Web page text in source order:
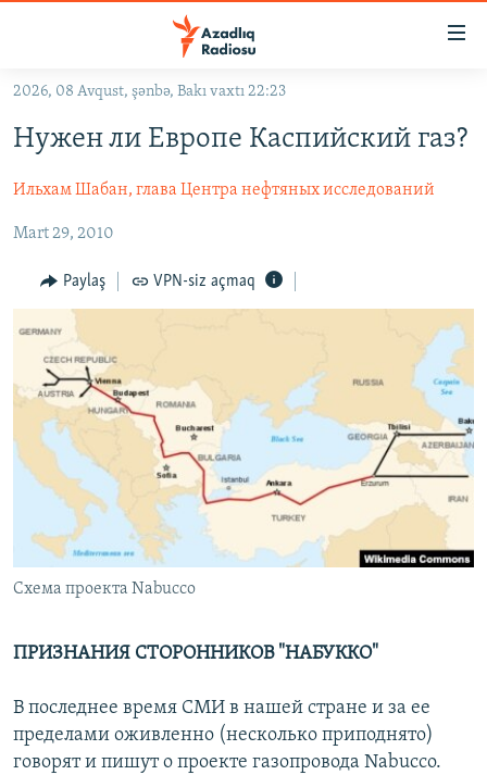
Əsas
qayıt
naviqasiyaya
qayıt
#İZAHLA
KORRUPSIOMETR
#ƏSLINDƏ
FƏRQƏ BAX
QANUNI DOĞRU
ARAŞDIRMA
MULTIMEDIA
VIDEO
FOTOQALEREYA
İNFOQRAFIKA
KARIKATURA
RADIO ARXIV
OXU ZALI
AZƏRBAYCAN ƏDƏBIYYATI KITABXANASI
İSLAM VƏ DEMOKRATIYA
İZ - MƏDƏNIYYƏT PROQRAMI
HAQQIMIZDA
MISSIYAMIZ
PEŞƏ ETIKASI VƏ JURNALISTIKA STANDARTLARIMIZ
MATERIALLARIMIZDAN ISTIFADƏ
BIZIMLƏ ƏLAQƏ
XƏBƏR BÜLLETENLƏRIMIZ
BIZI IZLƏ
2026, 08 Avqust, şənbə, Bakı vaxtı 22:23
Нужен ли Европе Каспийский газ?
Ильхам Шабан, глава Центра нефтяных исследований
Mart 29, 2010
Paylaş VPN-siz açmaq
Схема проекта Nabucco
ПРИЗНАНИЯ СТОРОННИКОВ "НАБУККО"
В последнее время СМИ в нашей стране и за ее
пределами оживленно (несколько приподнято)
говорят и пишут о проекте газопровода Nabucco.